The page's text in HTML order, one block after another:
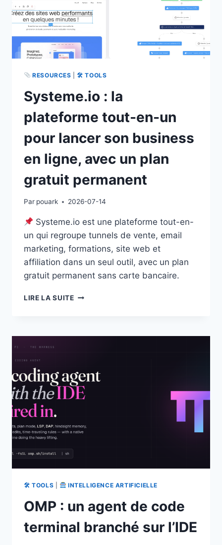
RESOURCES 🛠 TOOLS
Systeme.io : la
plateforme tout-en-un
pour lancer son business
en ligne, avec un plan
gratuit permanent
Par pouark 2026-07-14
Systeme.io est une plateforme tout-en-
un qui regroupe tunnels de vente, email
marketing, formations, site web et
affiliation dans un seul outil, avec un plan
gratuit permanent sans carte bancaire.
LIRE LA SUITESYSTEME.IO
TOUT-
LANCER
SON
BUSINESS
AVEC
🛠 TOOLS INTELLIGENCE ARTIFICIELLE
OMP : un agent de code
terminal branché sur l’IDE